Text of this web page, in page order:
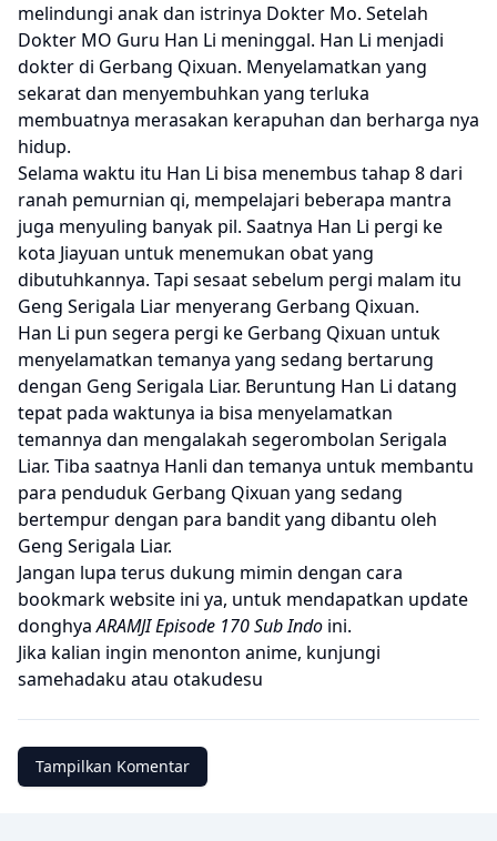
melindungi anak dan istrinya Dokter Mo. Setelah
Dokter MO Guru Han Li meninggal. Han Li menjadi
dokter di Gerbang Qixuan. Menyelamatkan yang
sekarat dan menyembuhkan yang terluka
membuatnya merasakan kerapuhan dan berharga nya
hidup.
Selama waktu itu Han Li bisa menembus tahap 8 dari
ranah pemurnian qi, mempelajari beberapa mantra
juga menyuling banyak pil. Saatnya Han Li pergi ke
kota Jiayuan untuk menemukan obat yang
dibutuhkannya. Tapi sesaat sebelum pergi malam itu
Geng Serigala Liar menyerang Gerbang Qixuan.
Han Li pun segera pergi ke Gerbang Qixuan untuk
menyelamatkan temanya yang sedang bertarung
dengan Geng Serigala Liar. Beruntung Han Li datang
tepat pada waktunya ia bisa menyelamatkan
temannya dan mengalakah segerombolan Serigala
Liar. Tiba saatnya Hanli dan temanya untuk membantu
para penduduk Gerbang Qixuan yang sedang
bertempur dengan para bandit yang dibantu oleh
Geng Serigala Liar.
Jangan lupa terus dukung mimin dengan cara
bookmark website ini ya, untuk mendapatkan update
donghyaARAMJI Episode 170 Sub Indo ini.
Jika kalian ingin menonton anime, kunjungi
samehadaku atau otakudesu
Tampilkan Komentar